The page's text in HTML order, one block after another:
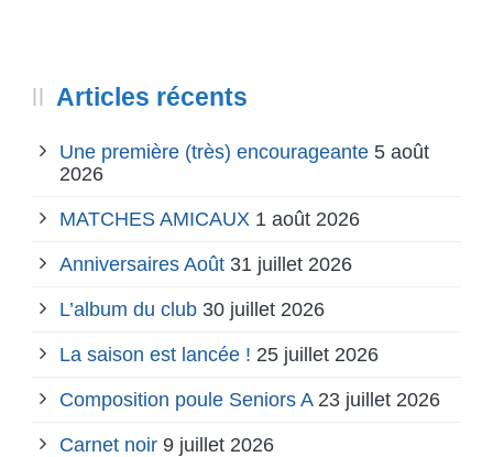
Articles récents
Une première (très) encourageante 5 août
2026
MATCHES AMICAUX 1 août 2026
Anniversaires Août 31 juillet 2026
L’album du club 30 juillet 2026
La saison est lancée ! 25 juillet 2026
Composition poule Seniors A 23 juillet 2026
Carnet noir 9 juillet 2026